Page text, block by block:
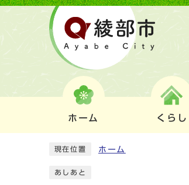
ホーム くらし
現在位置 ホーム
あしあと